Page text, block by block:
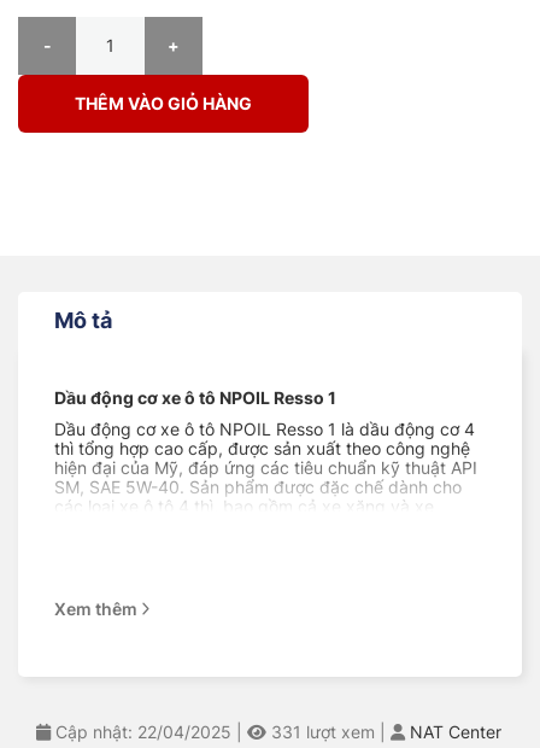
THÊM VÀO GIỎ HÀNG
Mô tả
Dầu động cơ xe ô tô NPOIL Resso 1
Dầu động cơ xe ô tô NPOIL Resso 1 là dầu động cơ 4
thì tổng hợp cao cấp, được sản xuất theo công nghệ
hiện đại của Mỹ, đáp ứng các tiêu chuẩn kỹ thuật API
SM, SAE 5W-40. Sản phẩm được đặc chế dành cho
các loại xe ô tô 4 thì, bao gồm cả xe xăng và xe
Dầu động cơ xe ô tô NPOIL Resso 1 có vai trò quan
trọng trong việc bảo vệ và vận hành động cơ xe ô tô.
Giúp động cơ hoạt động trơn tru, êm ái, giảm thiểu
Bảo vệ động cơ khỏi các tác nhân gây mài mòn, ăn
mòn
Xem thêm
Cập nhật: 22/04/2025 331 lượt xem NAT Center